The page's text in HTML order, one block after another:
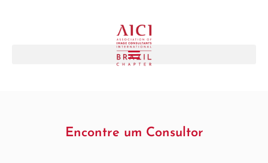
Encontre um Consultor